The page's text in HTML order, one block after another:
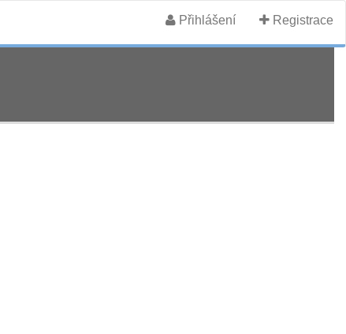
Přihlášení Registrace